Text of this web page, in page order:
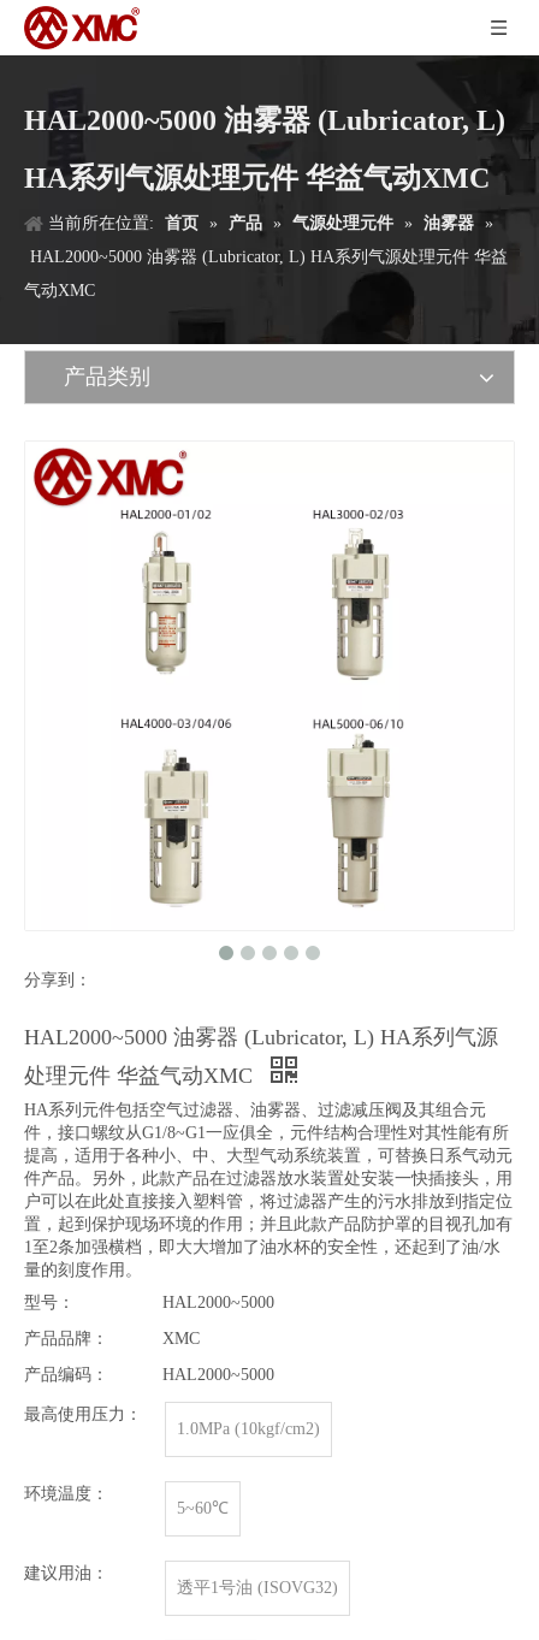
HAL2000~5000 油雾器 (Lubricator, L)
HA系列气源处理元件 华益气动XMC
当前所在位置: 首页 » 产品 » 气源处理元件 » 油雾器 »
HAL2000~5000 油雾器 (Lubricator, L) HA系列气源处理元件 华益
气动XMC
产品类别
分享到：
HAL2000~5000 油雾器 (Lubricator, L) HA系列气源
处理元件 华益气动XMC
HA系列元件包括空气过滤器、油雾器、过滤减压阀及其组合元
件，接口螺纹从G1/8~G1一应俱全，元件结构合理性对其性能有所
提高，适用于各种小、中、大型气动系统装置，可替换日系气动元
件产品。另外，此款产品在过滤器放水装置处安装一快插接头，用
户可以在此处直接接入塑料管，将过滤器产生的污水排放到指定位
置，起到保护现场环境的作用；并且此款产品防护罩的目视孔加有
1至2条加强横档，即大大增加了油水杯的安全性，还起到了油/水
量的刻度作用。
型号：
HAL2000~5000
产品品牌：
XMC
产品编码：
HAL2000~5000
最高使用压力：
1.0MPa (10kgf/cm2)
环境温度：
5~60℃
建议用油：
透平1号油 (ISOVG32)